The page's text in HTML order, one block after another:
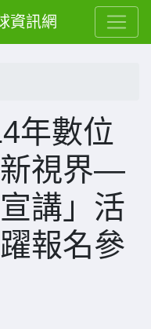
資訊網
年數位
新視界—
講」活
報名參